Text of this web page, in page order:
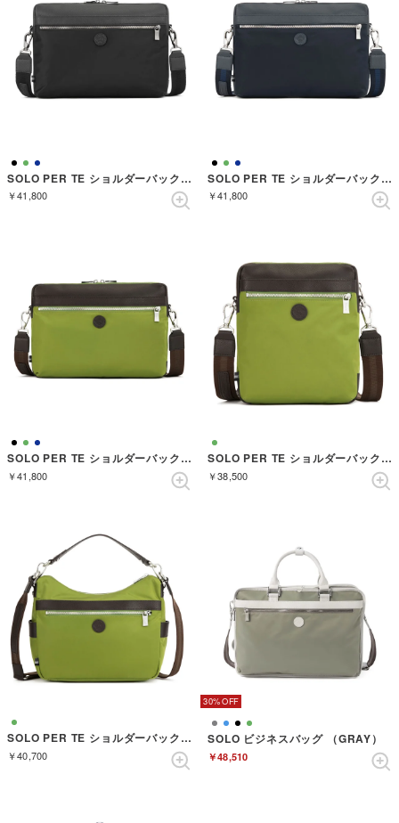
SOLO PER TE ショルダーバック （BLACK）
￥41,800
SOLO PER TE ショルダーバック （NAVY）
￥41,800
SOLO PER TE ショルダーバック （LEAF GREEN）
￥41,800
SOLO PER TE ショルダーバック （LEAF GREEN）
￥38,500
SOLO PER TE ショルダーバック （LEAF GREEN）
￥40,700
30%
SOLO ビジネスバッグ （GRAY）
￥48,510